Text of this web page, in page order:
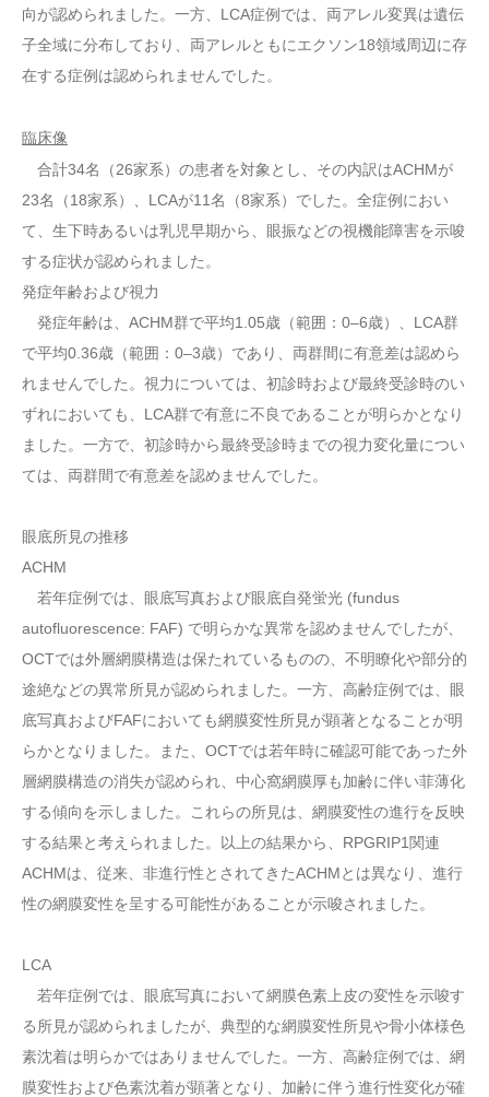
向が認められました。一方、LCA症例では、両アレル変異は遺伝
子全域に分布しており、両アレルともにエクソン18領域周辺に存
在する症例は認められませんでした。
臨床像
合計34名（26家系）の患者を対象とし、その内訳はACHMが
23名（18家系）、LCAが11名（8家系）でした。全症例におい
て、生下時あるいは乳児早期から、眼振などの視機能障害を示唆
する症状が認められました。
発症年齢および視力
発症年齢は、ACHM群で平均1.05歳（範囲：0–6歳）、LCA群
で平均0.36歳（範囲：0–3歳）であり、両群間に有意差は認めら
れませんでした。視力については、初診時および最終受診時のい
ずれにおいても、LCA群で有意に不良であることが明らかとなり
ました。一方で、初診時から最終受診時までの視力変化量につい
ては、両群間で有意差を認めませんでした。
眼底所見の推移
ACHM
若年症例では、眼底写真および眼底自発蛍光 (fundus
autofluorescence: FAF) で明らかな異常を認めませんでしたが、
OCTでは外層網膜構造は保たれているものの、不明瞭化や部分的
途絶などの異常所見が認められました。一方、高齢症例では、眼
底写真およびFAFにおいても網膜変性所見が顕著となることが明
らかとなりました。また、OCTでは若年時に確認可能であった外
層網膜構造の消失が認められ、中心窩網膜厚も加齢に伴い菲薄化
する傾向を示しました。これらの所見は、網膜変性の進行を反映
する結果と考えられました。以上の結果から、RPGRIP1関連
ACHMは、従来、非進行性とされてきたACHMとは異なり、進行
性の網膜変性を呈する可能性があることが示唆されました。
LCA
若年症例では、眼底写真において網膜色素上皮の変性を示唆す
る所見が認められましたが、典型的な網膜変性所見や骨小体様色
素沈着は明らかではありませんでした。一方、高齢症例では、網
膜変性および色素沈着が顕著となり、加齢に伴う進行性変化が確